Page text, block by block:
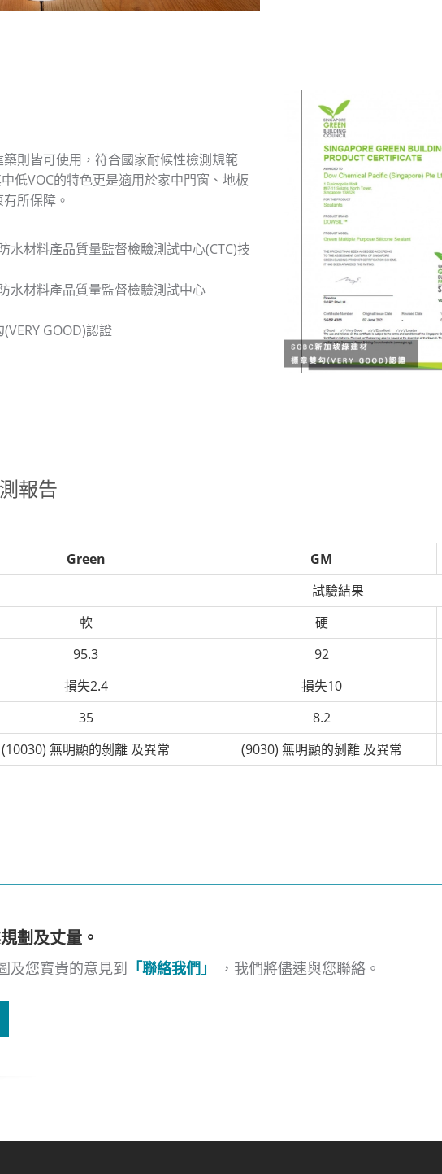
則皆可使用，符合國家耐候性檢測規範
低VOC的特色更是適用於家中門窗、地板
所保障。
水材料產品質量監督檢驗測試中心(CTC)技
水材料產品質量監督檢驗測試中心
GOOD)認證
報告
Green
GM
試驗結果
軟
硬
95.3
92
損失2.4
損失10
35
8.2
(10030) 無明顯的剝離 及異常 (9030) 無明顯的剝離 及異常
劃及丈量。
及您寶貴的意見到 「聯絡我們」 ，我們將儘速與您聯絡。